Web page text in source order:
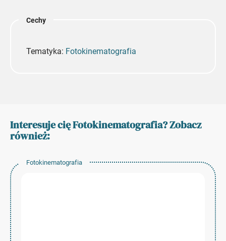
Cechy
Tematyka: Fotokinematografia
Interesuje cię Fotokinematografia? Zobacz
również:
Fotokinematografia